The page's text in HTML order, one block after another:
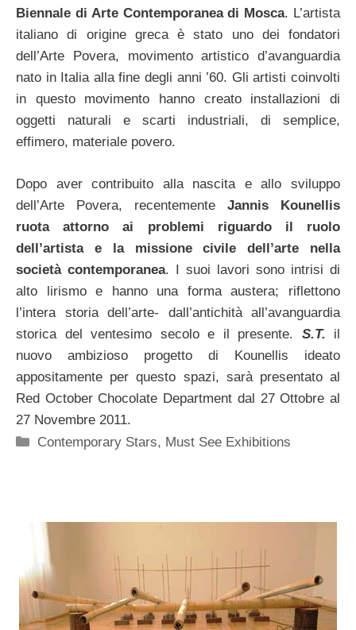
Biennale di Arte Contemporanea di Mosca. L’artista
italiano di origine greca è stato uno dei fondatori
dell’Arte Povera, movimento artistico d’avanguardia
nato in Italia alla fine degli anni ’60. Gli artisti coinvolti
in questo movimento hanno creato installazioni di
oggetti naturali e scarti industriali, di semplice,
effimero, materiale povero.
Dopo aver contribuito alla nascita e allo sviluppo
dell’Arte Povera, recentemente Jannis Kounellis
ruota attorno ai problemi riguardo il ruolo
dell’artista e la missione civile dell’arte nella
società contemporanea. I suoi lavori sono intrisi di
alto lirismo e hanno una forma austera; riflettono
l’intera storia dell’arte- dall’antichità all’avanguardia
storica del ventesimo secolo e il presente. S.T. il
nuovo ambizioso progetto di Kounellis ideato
appositamente per questo spazi, sarà presentato al
Red October Chocolate Department dal 27 Ottobre al
27 Novembre 2011.
Categorie
Contemporary Stars, Must See Exhibitions